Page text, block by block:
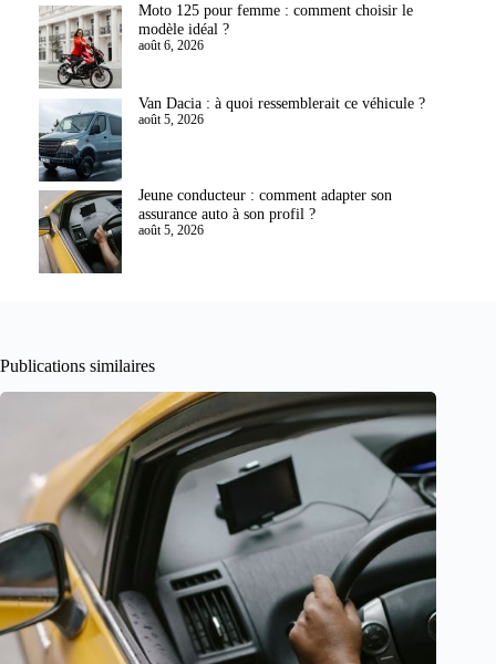
Moto 125 pour femme : comment choisir le
modèle idéal ?
août 6, 2026
Van Dacia : à quoi ressemblerait ce véhicule ?
août 5, 2026
Jeune conducteur : comment adapter son
assurance auto à son profil ?
août 5, 2026
Publications similaires